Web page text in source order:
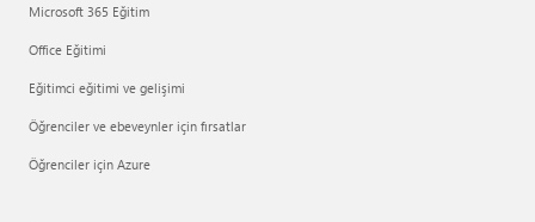
Microsoft 365 Eğitim
Office Eğitimi
Eğitimci eğitimi ve gelişimi
Öğrenciler ve ebeveynler için fırsatlar
Öğrenciler için Azure